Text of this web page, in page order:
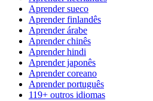
Aprender sueco
Aprender finlandês
Aprender árabe
Aprender chinês
Aprender hindi
Aprender japonês
Aprender coreano
Aprender português
119+ outros idiomas